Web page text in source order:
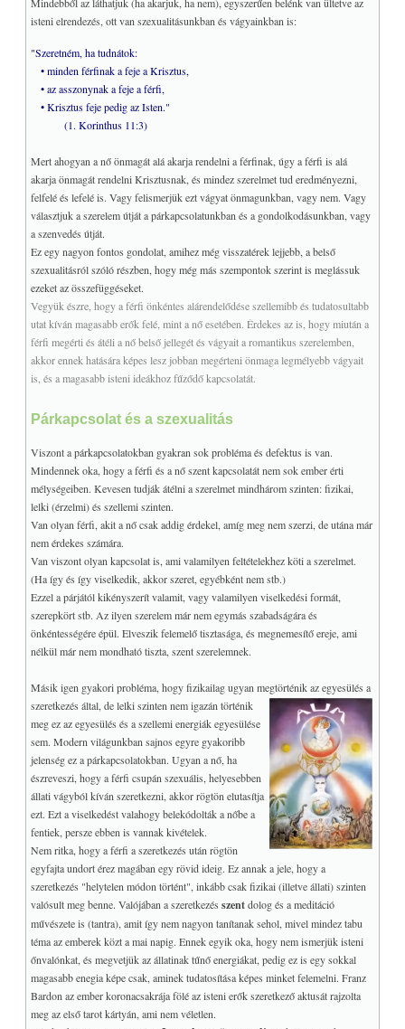
isteni elrendezés, ott van szexualitásunkban és vágyainkban is:
"Szeretném, ha tudnátok:
• minden férfinak a feje a Krisztus,
• az asszonynak a feje a férfi,
• Krisztus feje pedig az Isten."
(1. Korinthus 11:3)
Mert ahogyan a nő önmagát alá akarja rendelni a férfinak, úgy a férfi is alá
akarja önmagát rendelni Krisztusnak, és mindez szerelmet tud eredményezni,
felfelé és lefelé is. Vagy felismerjük ezt vágyat önmagunkban, vagy nem. Vagy
választjuk a szerelem útját a párkapcsolatunkban és a gondolkodásunkban, vagy
a szenvedés útját.
Ez egy nagyon fontos gondolat, amihez még visszatérek lejjebb, a belső
szexualitásról szóló részben, hogy még más szempontok szerint is meglássuk
ezeket az összefüggéseket.
Vegyük észre, hogy a férfi önkéntes alárendelődése szellemibb és tudatosultabb
utat kíván magasabb erők felé, mint a nő esetében. Érdekes az is, hogy miután a
férfi megérti és átéli a nő belső jellegét és vágyait a romantikus szerelemben,
akkor ennek hatására képes lesz jobban megérteni önmaga legmélyebb vágyait
is, és a magasabb isteni ideákhoz fűződő kapcsolatát.
Párkapcsolat és a szexualitás
Viszont a párkapcsolatokban gyakran sok probléma és defektus is van.
Mindennek oka, hogy a férfi és a nő szent kapcsolatát nem sok ember érti
mélységeiben. Kevesen tudják átélni a szerelmet mindhárom szinten: fizikai,
lelki (érzelmi) és szellemi szinten.
Van olyan férfi, akit a nő csak addig érdekel, amíg meg nem szerzi, de utána már
nem érdekes számára.
Van viszont olyan kapcsolat is, ami valamilyen feltételekhez köti a szerelmet.
(Ha így és így viselkedik, akkor szeret, egyébként nem stb.)
Ezzel a párjától kikényszerít valamit, vagy valamilyen viselkedési formát,
szerepkört stb. Az ilyen szerelem már nem egymás szabadságára és
önkéntességére épül. Elveszik felemelő tisztasága, és megnemesítő ereje, ami
nélkül már nem mondható tiszta, szent szerelemnek.
Másik igen gyakori probléma, hogy fizikailag ugyan megtörténik az egyesülés a
szeretkezés által,de lelki szinten nem igazán történik
meg ez az egyesülés és a szellemi energiák egyesülése
sem. Modern világunkban sajnos egyre gyakoribb
jelenség ez a párkapcsolatokban. Ugyan a nő, ha
észreveszi, hogy a férfi csupán szexuális, helyesebben
állati vágyból kíván szeretkezni, akkor rögtön elutasítja
ezt. Ezt a viselkedést valahogy belekódolták a nőbe a
fentiek, persze ebben is vannak kivételek.
Nem ritka, hogy a férfi a szeretkezés után rögtön
egyfajta undort érez magában egy rövid ideig. Ez annak a jele, hogy a
szeretkezés "helytelen módon történt", inkább csak fizikai (illetve állati) szinten
valósult meg benne. Valójában a szeretkezésszentdolog és a meditáció
művészete is (tantra), amit így nem nagyon tanítanak sehol, mivel mindez tabu
téma az emberek közt a mai napig. Ennek egyik oka, hogy nem ismerjük isteni
őnvalónkat, és megvetjük az állatinak tűnő energiákat, pedig ez is egy sokkal
magasabb enegia képe csak, aminek tudatosítása képes minket felemelni. Franz
Bardon az ember koronacsakrája fölé az isteni erők szeretkező aktusát rajzolta
meg az első tarot kártyán, ami nem véletlen.